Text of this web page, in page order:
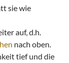
sie wie
auf, d.h.
nach oben.
tief und die